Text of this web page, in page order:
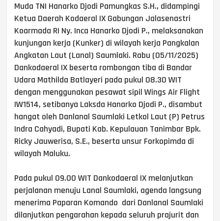
Muda TNI Hanarko Djodi Pamungkas S.H., didampingi
Ketua Daerah Kodaeral IX Gabungan Jalasenastri
Koarmada RI Ny. Inca Hanarko Djodi P., melaksanakan
kunjungan kerja (Kunker) di wilayah kerja Pangkalan
Angkatan Laut (Lanal) Saumlaki. Rabu (05/11/2025)
Dankodaeral IX beserta rombongan tiba di Bandar
Udara Mathilda Batlayeri pada pukul 08.30 WIT
dengan menggunakan pesawat sipil Wings Air Flight
IW1514, setibanya Laksda Hanarko Djodi P., disambut
hangat oleh Danlanal Saumlaki Letkol Laut (P) Petrus
Indra Cahyadi, Bupati Kab. Kepulauan Tanimbar Bpk.
Ricky Jauwerisa, S.E., beserta unsur Forkopimda di
wilayah Maluku.
Pada pukul 09.00 WIT Dankodaeral IX melanjutkan
perjalanan menuju Lanal Saumlaki, agenda langsung
menerima Paparan Komando dari Danlanal Saumlaki
dilanjutkan pengarahan kepada seluruh prajurit dan